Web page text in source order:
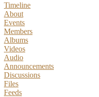
Timeline
About
Events
Members
Albums
Videos
Audio
Announcements
Discussions
Files
Feeds